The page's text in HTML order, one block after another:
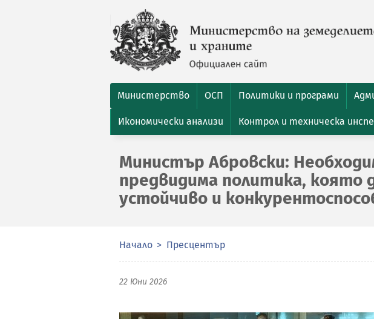
Министерство ОСП Политики и програми
Икономически анализи Контрол и техническа
Министър Абровски:
предвидима политика, която
устойчиво и
Начало Пресцентър
22 Юни 2026